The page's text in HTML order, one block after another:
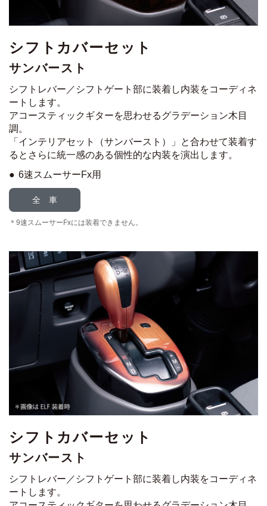
シフトカバーセット
サンバースト
シフトレバー／シフトゲート部に装着し内装をコーディネ
ートします。
アコースティックギターを思わせるグラデーション木目
調。
「インテリアセット（サンバースト）」と合わせて装着す
ると さらに統一感のある個性的な内装を演出します。
6速スムーサーFx用
全 車
9速スムーサーFxには装着できません。
シフトカバーセット
サンバースト
シフトレバー／シフトゲート部に装着し内装をコーディネ
ートします。